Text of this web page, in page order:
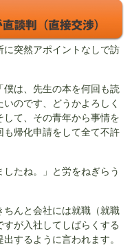
突然アポイントなしで訪
僕は、先生の本を何回も読
のです、どうかよろしく
て、その青年から事情を
帰化申請をして全て不許
たね。」と労をねぎらう
ちんと会社には就職（就職
が入社してしばらくする
するように言われます。